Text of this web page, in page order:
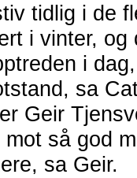
tidlig i de
i vinter, og
i
sa
Geir
så god
sa Geir.